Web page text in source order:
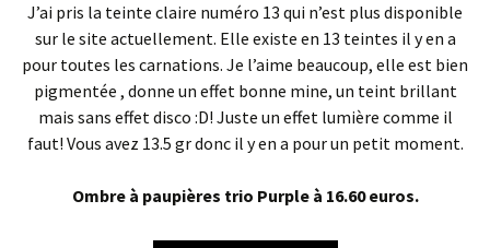
J’ai pris la teinte claire numéro 13 qui n’est plus disponible
sur le site actuellement. Elle existe en 13 teintes il y en a
pour toutes les carnations. Je l’aime beaucoup, elle est bien
pigmentée , donne un effet bonne mine, un teint brillant
mais sans effet disco :D! Juste un effet lumière comme il
faut! Vous avez 13.5 gr donc il y en a pour un petit moment.
Ombre à paupières trio Purple à 16.60 euros.